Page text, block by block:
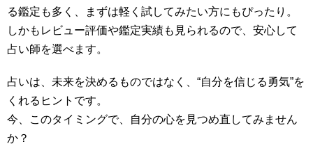
る鑑定も多く、まずは軽く試してみたい方にもぴったり。
しかもレビュー評価や鑑定実績も見られるので、安心して
占い師を選べます。
占いは、未来を決めるものではなく、“自分を信じる勇気”を
くれるヒントです。
今、このタイミングで、自分の心を見つめ直してみません
か？